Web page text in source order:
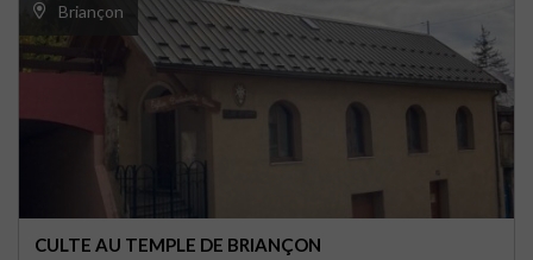
Briançon
CULTE AU TEMPLE DE BRIANÇON